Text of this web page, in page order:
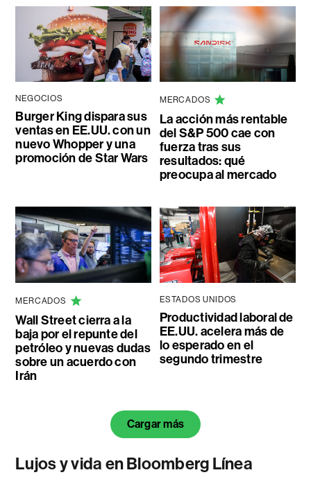
NEGOCIOS
Burger King dispara sus
ventas en EE.UU. con un
nuevo Whopper y una
promoción de Star Wars
MERCADOS
La acción más rentable
del S&P 500 cae con
fuerza tras sus
resultados: qué
preocupa al mercado
MERCADOS
Wall Street cierra a la
baja por el repunte del
petróleo y nuevas dudas
sobre un acuerdo con
Irán
ESTADOS UNIDOS
Productividad laboral de
EE.UU. acelera más de
lo esperado en el
segundo trimestre
Cargar más
Lujos y vida en Bloomberg Línea